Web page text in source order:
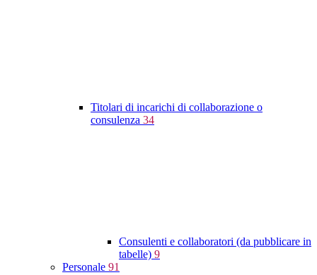
Titolari di incarichi di collaborazione o
consulenza 34
Consulenti e collaboratori (da pubblicare in
tabelle) 9
Personale 91